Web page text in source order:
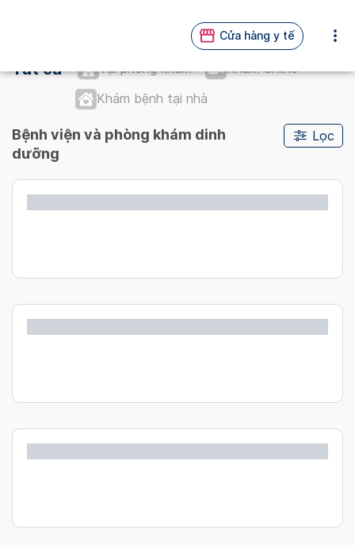
Cửa hàng y tế
Tất cả Tại phòng khám
Khám online
Khám bệnh tại nhà
Lọc
Bệnh viện và phòng khám dinh
dưỡng